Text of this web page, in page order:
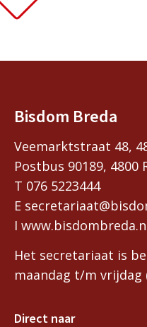
Bisdom Breda
Veemarktstraat 48,
Postbus 90189, 4800
T 076 5223444
E
I
Het secretariaat is
maandag t/m vrijdag
Direct naar